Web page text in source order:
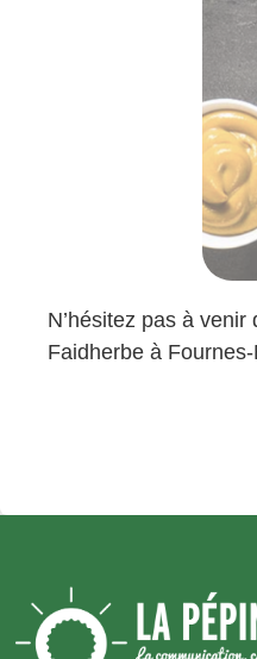
N’hésitez pas à
Faidherbe à